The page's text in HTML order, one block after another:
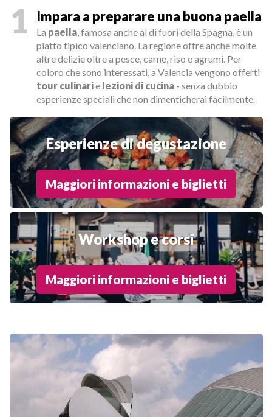
1 Impara a preparare una buona paella
La paella, famosa anche al di fuori della Spagna, è un
piatto tipico valenciano. La regione offre anche molte
altre delizie oltre a pesce, carne, riso e agrumi. Per
coloro che sono interessati, a Valencia vengono offerti
tour culinarie lezioni di cucina- senza dubbio
esperienze speciali che non dimenticherai facilmente.
Esperienze di degustazione
Maggiori informazioni e biglietti
Workshop e corsi
Maggiori informazioni e biglietti